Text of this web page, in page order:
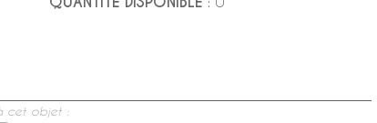
cet objet :